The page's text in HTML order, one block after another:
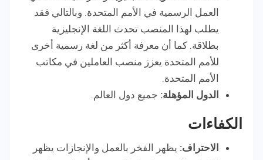
العمل الرسمية في الأمم المتحدة. وبالتالي فقد
يطلب لهذا المنصب تحدث اللغة الإنجليزية
بطلاقة. كما أن معرفة أكثر من لغة رسمية أخرى
للأمم المتحدة يعزز منصب العاملين في مكاتب
الأمم المتحدة.
الدول المؤهلة: جميع دول العالم.
الكفاءات
الاحتراف: يظهر الفخر بالعمل والإنجازات يظهر